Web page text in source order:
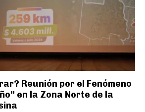
Reunión por el Fenómeno
en la Zona Norte de la